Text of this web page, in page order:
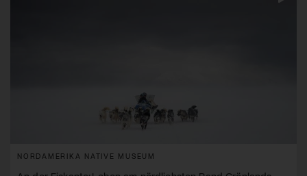
NORDAMERIKA NATIVE MUSEUM